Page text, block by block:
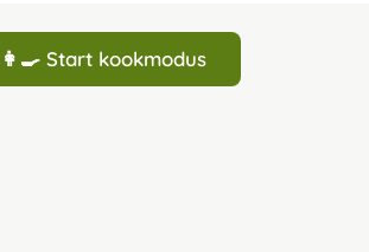
👩‍🍳 Start kookmodus